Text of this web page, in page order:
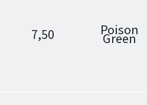
7,50 Poison
Green